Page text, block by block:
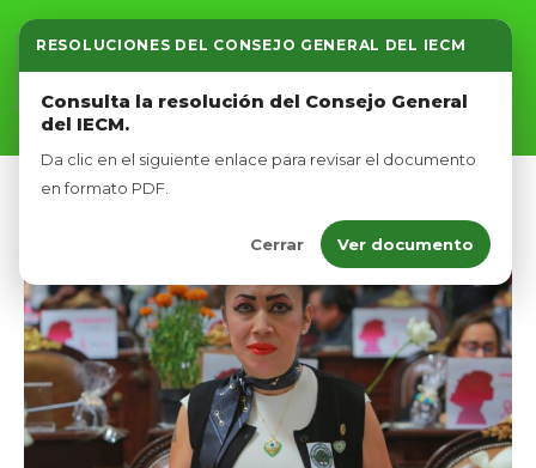
RESOLUCIONES DEL CONSEJO GENERAL DEL IECM
Consulta la resolución del Consejo General
del IECM.
Da clic en el siguiente enlace para revisar el documento
en formato PDF.
Cerrar Ver documento
Inicio
Nosotros
Afíliate